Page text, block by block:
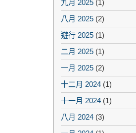
九月 2025 (1)
八月 2025 (2)
遊行 2025 (1)
二月 2025 (1)
一月 2025 (2)
十二月 2024 (1)
十一月 2024 (1)
八月 2024 (3)